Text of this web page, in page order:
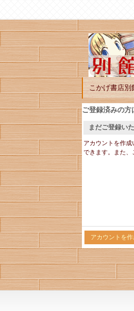
こかげ書店別
ご登録済みの
まだご登録い
アカウントを作
できます。また、
アカウントを